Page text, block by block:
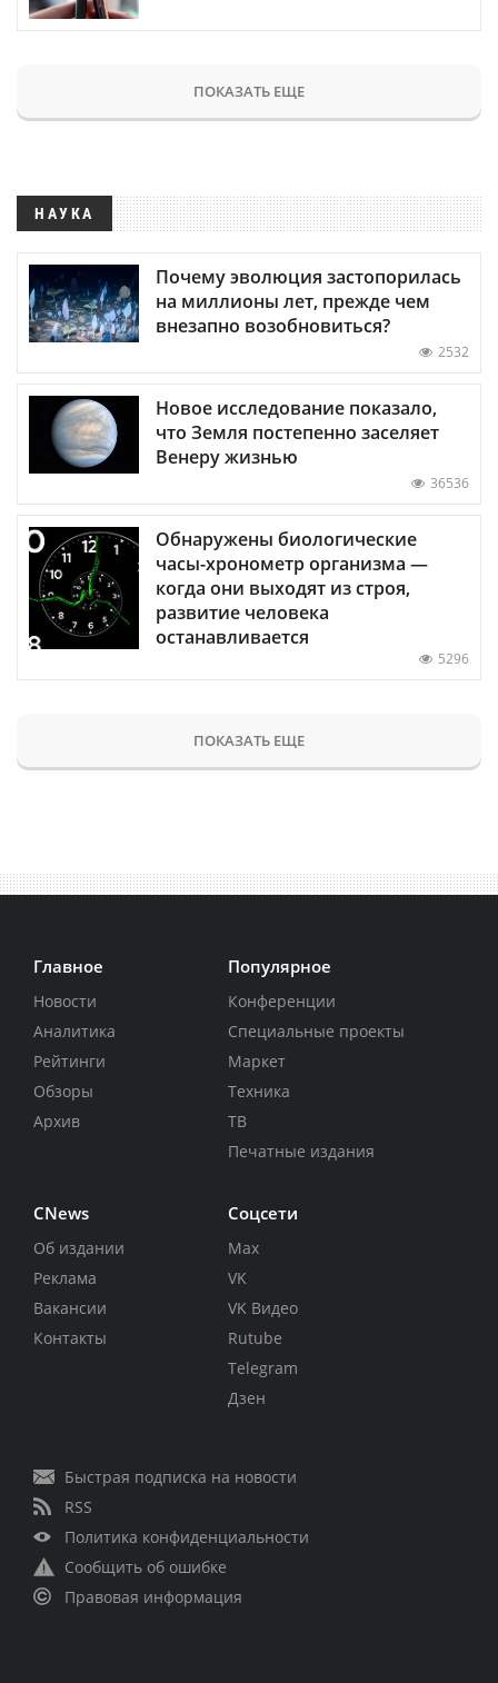
ПОКАЗАТЬ ЕЩЕ
НАУКА
Почему эволюция застопорилась
на миллионы лет, прежде чем
внезапно возобновиться?
2532
Новое исследование показало,
что Земля постепенно заселяет
Венеру жизнью
36536
Обнаружены биологические
часы-хронометр организма —
когда они выходят из строя,
развитие человека
останавливается
5296
ПОКАЗАТЬ ЕЩЕ
Главное
Новости
Аналитика
Рейтинги
Обзоры
Архив
Популярное
Конференции
Специальные проекты
Маркет
Техника
ТВ
Печатные издания
CNews
Об издании
Реклама
Вакансии
Контакты
Соцсети
Max
VK
VK Видео
Rutube
Telegram
Дзен
Быстрая подписка на новости
RSS
Политика конфиденциальности
Сообщить об ошибке
Правовая информация